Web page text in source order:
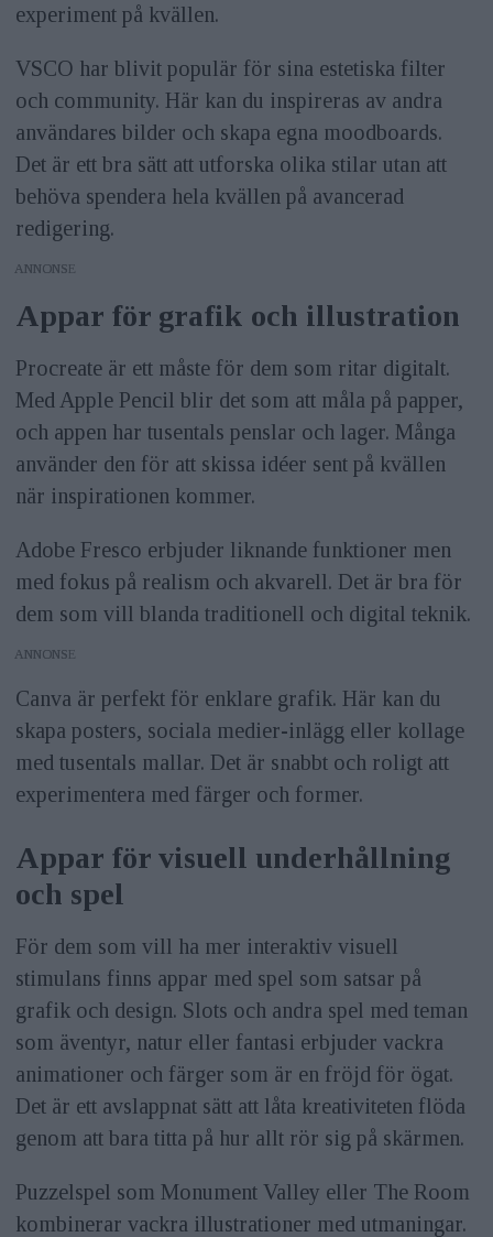
experiment på kvällen.
VSCO har blivit populär för sina estetiska filter
och community. Här kan du inspireras av andra
användares bilder och skapa egna moodboards.
Det är ett bra sätt att utforska olika stilar utan att
behöva spendera hela kvällen på avancerad
redigering.
ANNONS
Appar för grafik och illustration
Procreate är ett måste för dem som ritar digitalt.
Med Apple Pencil blir det som att måla på papper,
och appen har tusentals penslar och lager. Många
använder den för att skissa idéer sent på kvällen
när inspirationen kommer.
Adobe Fresco erbjuder liknande funktioner men
med fokus på realism och akvarell. Det är bra för
dem som vill blanda traditionell och digital teknik.
ANNONS
Canva är perfekt för enklare grafik. Här kan du
skapa posters, sociala medier-inlägg eller kollage
med tusentals mallar. Det är snabbt och roligt att
experimentera med färger och former.
Appar för visuell underhållning
och spel
För dem som vill ha mer interaktiv visuell
stimulans finns appar med spel som satsar på
grafik och design. Slots och andra spel med teman
som äventyr, natur eller fantasi erbjuder vackra
animationer och färger som är en fröjd för ögat.
Det är ett avslappnat sätt att låta kreativiteten flöda
genom att bara titta på hur allt rör sig på skärmen.
Puzzelspel som Monument Valley eller The Room
kombinerar vackra illustrationer med utmaningar.